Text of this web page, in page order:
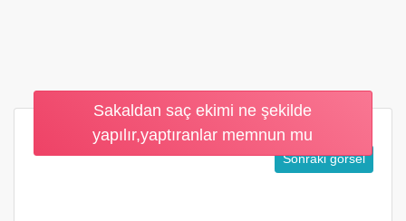
Sakaldan saç ekimi ne şekilde
yapılır,yaptıranlar memnun mu
Sonraki görsel